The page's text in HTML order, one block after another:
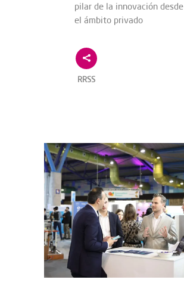
pilar de la innovación desde
el ámbito privado
RRSS